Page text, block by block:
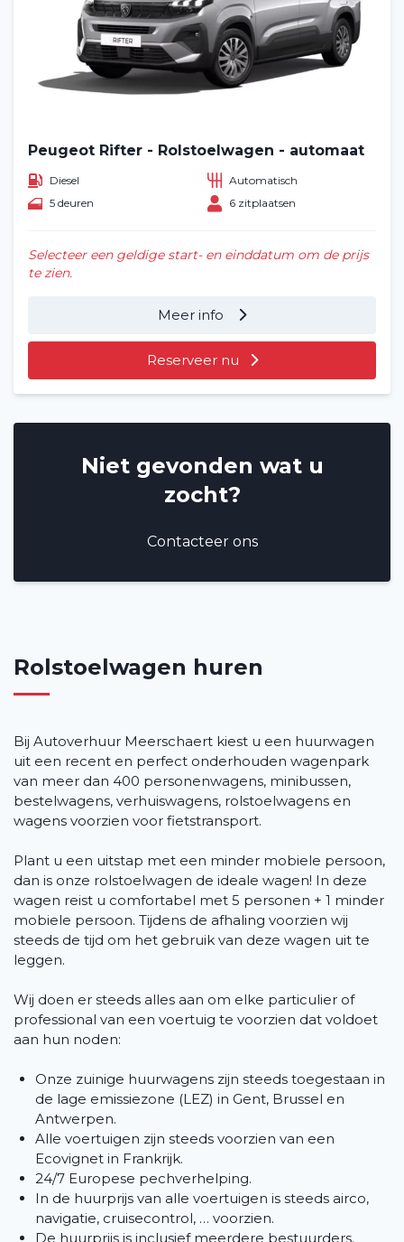
Home
Over ons
Blog
Vacatures
Filialen
Contact
Peugeot Rifter - Rolstoelwagen - automaat
Diesel
Automatisch
5 deuren
6 zitplaatsen
Selecteer een geldige start- en einddatum om de prijs
te zien.
Meer info
Reserveer nu
Niet gevonden wat u
zocht?
Contacteer ons
Rolstoelwagen huren
Bij Autoverhuur Meerschaert kiest u een huurwagen
uit een recent en perfect onderhouden wagenpark
van meer dan 400 personenwagens, minibussen,
bestelwagens, verhuiswagens, rolstoelwagens en
wagens voorzien voor fietstransport.
Plant u een uitstap met een minder mobiele persoon,
dan is onze rolstoelwagen de ideale wagen! In deze
wagen reist u comfortabel met 5 personen + 1 minder
mobiele persoon. Tijdens de afhaling voorzien wij
steeds de tijd om het gebruik van deze wagen uit te
leggen.
Wij doen er steeds alles aan om elke particulier of
professional van een voertuig te voorzien dat voldoet
aan hun noden:
Onze zuinige huurwagens zijn steeds toegestaan in
de lage emissiezone (LEZ) in Gent, Brussel en
Antwerpen.
Alle voertuigen zijn steeds voorzien van een
Ecovignet in Frankrijk.
24/7 Europese pechverhelping.
In de huurprijs van alle voertuigen is steeds airco,
navigatie, cruisecontrol, … voorzien.
De huurprijs is inclusief meerdere bestuurders.